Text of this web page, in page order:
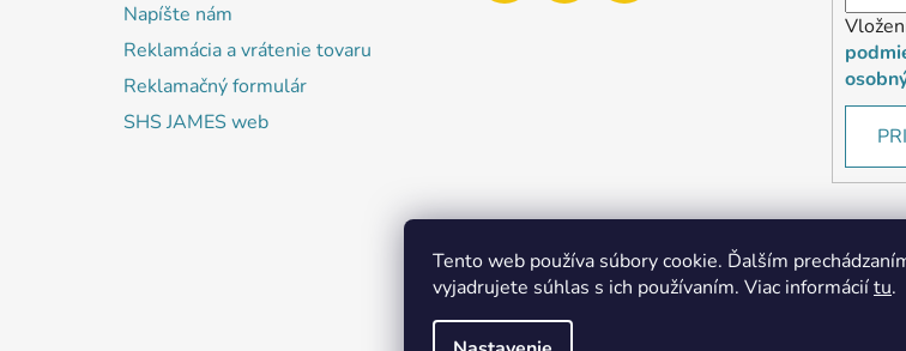
Tento web používa súbory cookie. Ďalším
vyjadrujete súhlas s ich používaním. Viac informáciítu.
Napíšte nám
Reklamácia a vrátenie tovaru
Reklamačný formulár
SHS JAMES web
MôjPrvýEshop.sk